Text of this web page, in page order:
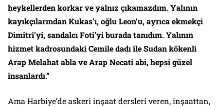
heykellerden korkar ve yalnız çıkamazdım. Yalının
kayıkçılarından Kukas’ı, oğlu Leon’u, ayrıca ekmekçi
Dimitri’yi, sandalcı Foti’yi burada tanıdım. Yalının
hizmet kadrosundaki Cemile dadı ile Sudan kökenli
Arap Melahat abla ve Arap Necati abi, hepsi güzel
insanlardı.”
Ama Harbiye’de askeri inşaat dersleri veren, inşaattan,